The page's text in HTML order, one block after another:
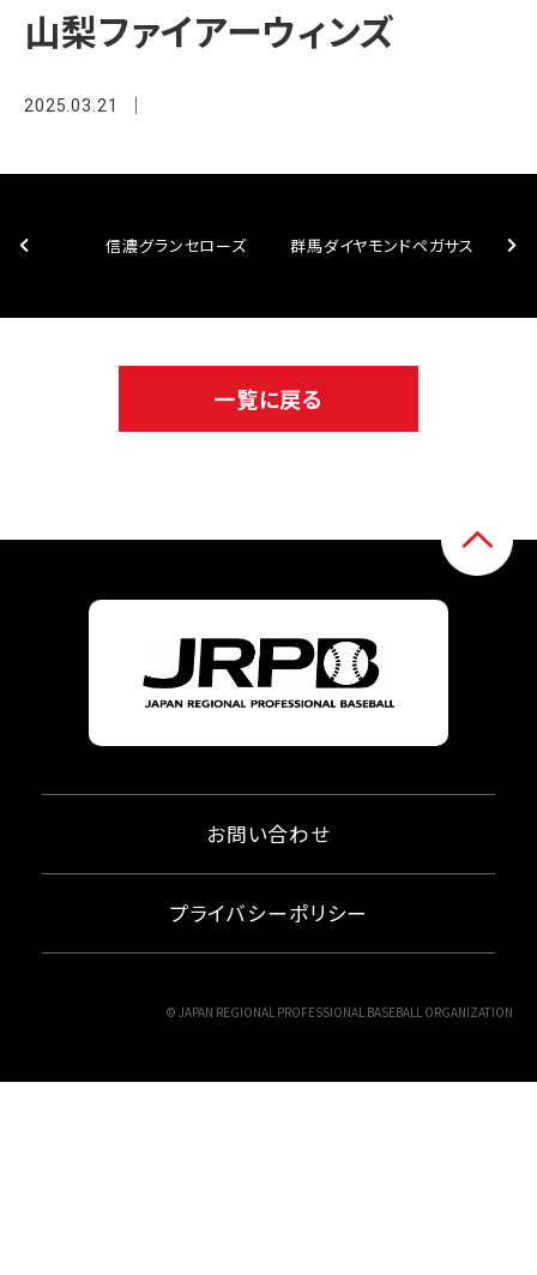
山梨ファイアーウィンズ
2025.03.21
信濃グランセローズ 群馬ダイヤモンドペガサス
一覧に戻る
お問い合わせ
プライバシーポリシー
© JAPAN REGIONAL PROFESSIONAL BASEBALL ORGANIZATION